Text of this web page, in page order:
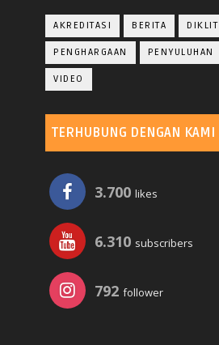
AKREDITASI BERITA DIKLIT
PENGHARGAAN PENYULUHAN
VIDEO
TERHUBUNG DENGAN KAMI
3.700 likes
6.310 subscribers
792 follower